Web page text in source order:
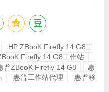
HP ZBooK Firefly 14 G8工
Firefly 14 G8工作站
普ZBooK Firefly 14 G8
惠
惠普工作站代理
惠普移